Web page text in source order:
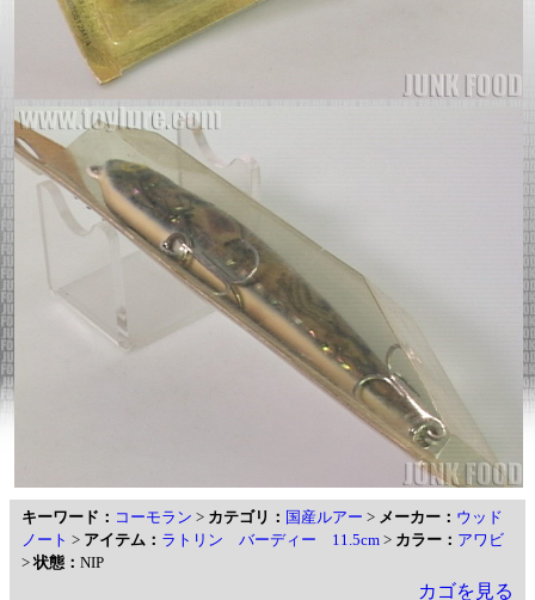
キーワード： コーモラン > カテゴリ： 国産ルアー > メーカー： ウッド
ノート > アイテム： ラトリン バーディー 11.5cm > カラー： アワビ
>状態： NIP
カゴを見る